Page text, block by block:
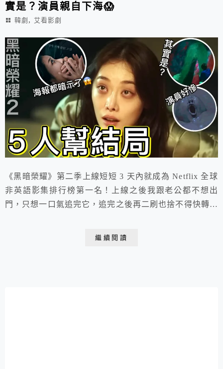
實是？演員親自下海😱
韓劇 , 艾看影劇
《黑暗榮耀》第二季上線短短 3 天內就成為 Netflix 全球
非英語影集排行榜第一名！上線之後我跟老公都不想出
門，只想一口氣追完它，追完之後再二刷也捨不得快轉，
繼續閱讀